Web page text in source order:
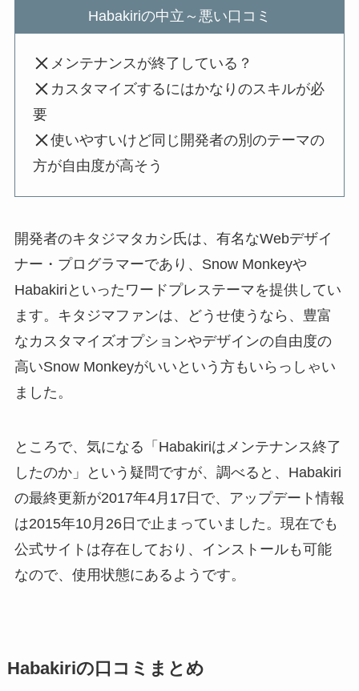
Habakiriの中立～悪い口コミ
メンテナンスが終了している？
カスタマイズするにはかなりのスキルが必
要
使いやすいけど同じ開発者の別のテーマの
方が自由度が高そう
開発者のキタジマタカシ氏は、有名なWebデザイ
ナー・プログラマーであり、Snow Monkeyや
Habakiriといったワードプレステーマを提供してい
ます。キタジマファンは、どうせ使うなら、豊富
なカスタマイズオプションやデザインの自由度の
高いSnow Monkeyがいいという方もいらっしゃい
ました。
ところで、気になる「Habakiriはメンテナンス終了
したのか」という疑問ですが、調べると、Habakiri
の最終更新が2017年4月17日で、アップデート情報
は2015年10月26日で止まっていました。現在でも
公式サイトは存在しており、インストールも可能
なので、使用状態にあるようです。
Habakiriの口コミまとめ